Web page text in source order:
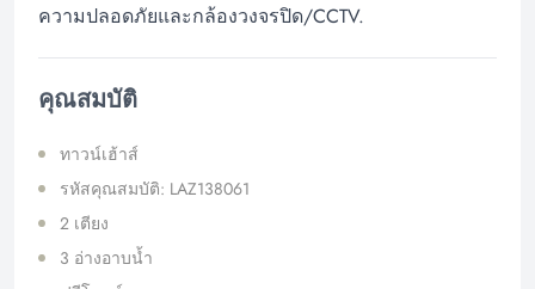
ความปลอดภัยและกล้องวงจรปิด/CCTV.
คุณสมบัติ
ทาวน์เฮ้าส์
รหัสคุณสมบัติ: LAZ138061
2 เตียง
3 อ่างอาบน้ำ